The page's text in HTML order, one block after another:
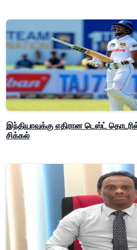
இந்தியாவுக்கு எதிரான டெஸ்ட்
சிக்கல்